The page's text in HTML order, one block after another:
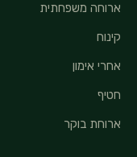
ארוחה משפחתית
קינוח
אחרי אימון
חטיף
ארוחת בוקר